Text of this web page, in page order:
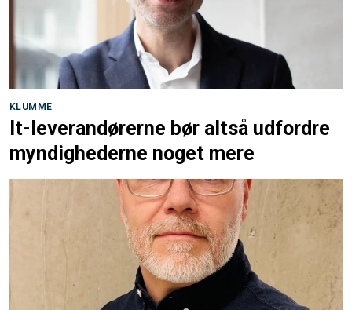
KLUMME
It-leverandørerne bør altså udfordre
myndighederne noget mere